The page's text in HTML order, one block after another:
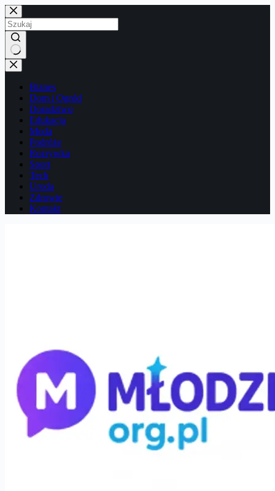
Przejdź
do
treści
Brak
wyników
Biznes
Dom i Ogród
Doradztwo
Edukacja
Moda
Podróże
Rozrywka
Sport
Tech
Uroda
Zdrowie
Kontakt